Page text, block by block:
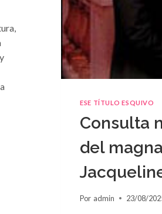
ESE TÍTULO ESQUIVO
Consulta
del
Por admin 23/08/